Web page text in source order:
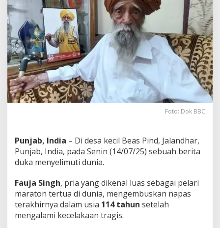
i
m
a
n
a
F
a
u
j
a
S
i
M
e
n
j
d
i
L
e
g
Foto: Dok BBC
Punjab, India – Di desa kecil Beas Pind, Jalandhar,
Punjab, India, pada Senin (14/07/25) sebuah berita
duka menyelimuti dunia.
Fauja Singh, pria yang dikenal luas sebagai pelari
maraton tertua di dunia, mengembuskan napas
terakhirnya dalam usia 114 tahun setelah
mengalami kecelakaan tragis.